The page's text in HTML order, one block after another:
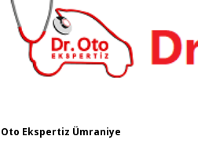
Oto Ekspertiz Ümraniye